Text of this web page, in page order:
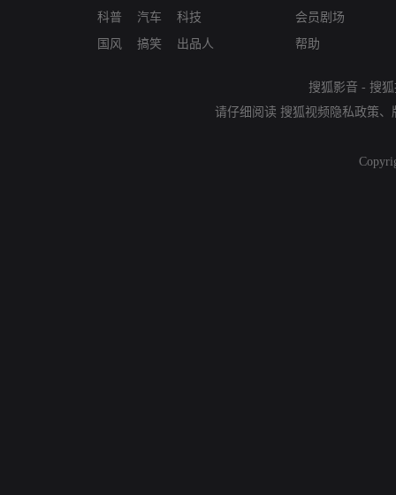
科普
国风
汽车
搞笑
科技
出品人
会员剧场
帮助
搜狐影音 - 搜
请仔细阅读 搜狐视频隐私政策、